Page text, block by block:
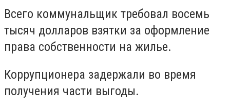
Всего коммунальщик требовал восемь
тысяч долларов взятки за оформление
права собственности на жилье.
Коррупционера задержали во время
получения части выгоды.